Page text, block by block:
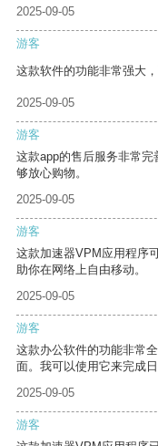
2025-09-05
游客
这款软件的功能非常强大
2025-09-05
游客
这款app的售后服务非常
够放心购物。
2025-09-05
游客
这款加速器VPM应用程序
助你在网络上自由移动。
2025-09-05
游客
这款办公软件的功能非常
面。我可以使用它来完成
2025-09-05
游客